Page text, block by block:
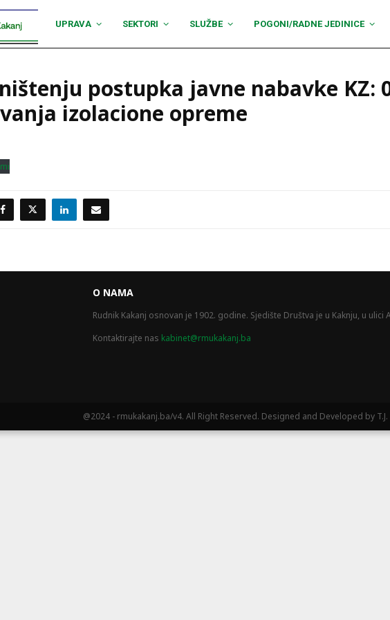
UPRAVA SEKTORI SLUŽBE POGONI/RADNE JEDINICE
postupka javne nabavke KZ:
izolacione opreme
O NAMA
Rudnik Kakanj osnovan je 1902. godine. Sjedište Društva je u Kaknju, u ulici
Kontaktirajte nas kabinet@rmukakanj.ba
@2024 - rmukakanj.ba/v4. All Right Reserved. Designed and Developed by T.J.